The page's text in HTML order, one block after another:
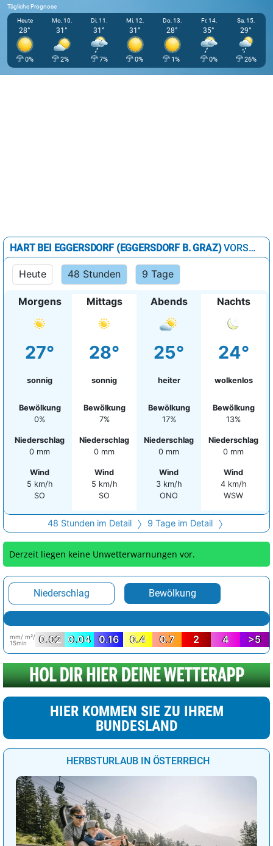
Tägliche Prognose
Heute
28°
0%
Mo, 10.
31°
2%
Di, 11.
31°
7%
Mi, 12.
31°
0%
Do, 13.
28°
1%
Fr, 14.
35°
0%
Sa, 15.
29°
26%
HART BEI EGGERSDORF (EGGERSDORF B. GRAZ)VORSCHAU
Heute 48 Stunden 9 Tage
Morgens
27°
sonnig
Bewölkung
0%
Niederschlag
0 mm
Wind
5 km/h
SO
Mittags
28°
sonnig
Bewölkung
7%
Niederschlag
0 mm
Wind
5 km/h
SO
Abends
25°
heiter
Bewölkung
17%
Niederschlag
0 mm
Wind
3 km/h
ONO
Nachts
24°
wolkenlos
Bewölkung
13%
Niederschlag
0 mm
Wind
4 km/h
WSW
48 Stunden im Detail 9 Tage im Detail
Derzeit liegen keine Unwetterwarnungen vor.
Niederschlag Bewölkung
mm/ m²/
15min
0.02 0.04 0.16 0.4 0.7 2 4 >5
HIER KOMMEN SIE ZU IHREM
BUNDESLAND
HERBSTURLAUB IN ÖSTERREICH